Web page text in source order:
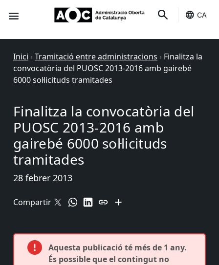
CA
Inici › Tramitació entre administracions › Finalitza la
convocatòria del PUOSC 2013-2016 amb gairebé
6000 sol·licituds tramitades
Finalitza la convocatòria del
PUOSC 2013-2016 amb
gairebé 6000 sol·licituds
tramitades
28 febrer 2013
Compartir
Aquesta publicació té més de 1 any.
És possible que el contingut no